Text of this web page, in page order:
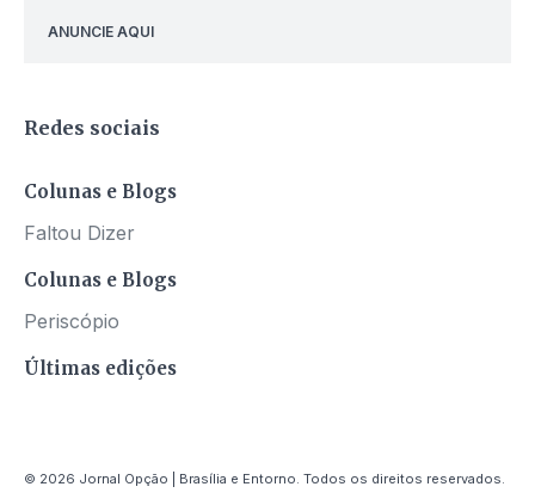
ANUNCIE AQUI
Redes sociais
Colunas e Blogs
Faltou Dizer
Colunas e Blogs
Periscópio
Últimas edições
© 2026 Jornal Opção | Brasília e Entorno. Todos os direitos reservados.